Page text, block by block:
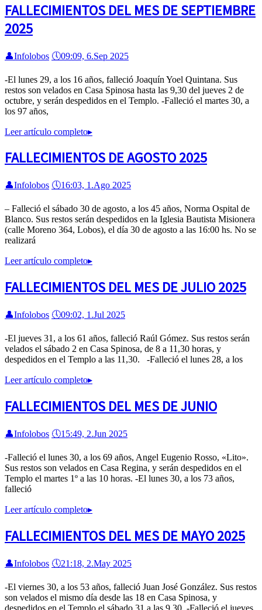
FALLECIMIENTOS DEL MES DE SEPTIEMBRE
2025
👤Infolobos 🕔09:09, 6.Sep 2025
-El lunes 29, a los 16 años, falleció Joaquín Yoel Quintana. Sus
restos son velados en Casa Spinosa hasta las 9,30 del jueves 2 de
octubre, y serán despedidos en el Templo. -Falleció el martes 30, a
los 97 años,
Leer artículo completo▸
FALLECIMIENTOS DE AGOSTO 2025
👤Infolobos 🕔16:03, 1.Ago 2025
– Falleció el sábado 30 de agosto, a los 45 años, Norma Ospital de
Blanco. Sus restos serán despedidos en la Iglesia Bautista Misionera
(calle Moreno 364, Lobos), el día 30 de agosto a las 16:00 hs. No se
realizará
Leer artículo completo▸
FALLECIMIENTOS DEL MES DE JULIO 2025
👤Infolobos 🕔09:02, 1.Jul 2025
-El jueves 31, a los 61 años, falleció Raúl Gómez. Sus restos serán
velados el sábado 2 en Casa Spinosa, de 8 a 11,30 horas, y
despedidos en el Templo a las 11,30. -Falleció el lunes 28, a los
Leer artículo completo▸
FALLECIMIENTOS DEL MES DE JUNIO
👤Infolobos 🕔15:49, 2.Jun 2025
-Falleció el lunes 30, a los 69 años, Angel Eugenio Rosso, «Lito».
Sus restos son velados en Casa Regina, y serán despedidos en el
Templo el martes 1º a las 10 horas. -El lunes 30, a los 73 años,
falleció
Leer artículo completo▸
FALLECIMIENTOS DEL MES DE MAYO 2025
👤Infolobos 🕔21:18, 2.May 2025
-El viernes 30, a los 53 años, falleció Juan José González. Sus restos
son velados el mismo día desde las 18 en Casa Spinosa, y
despedidos en el Templo el sábado 31 a las 9,30. -Falleció el jueves